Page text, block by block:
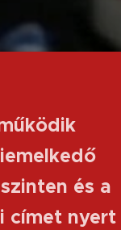
és a
címet nyert